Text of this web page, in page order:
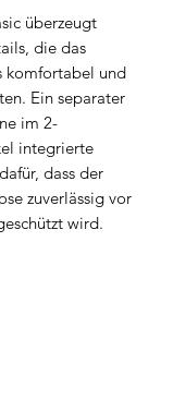
überzeugt
die das
komfortabel und
Ein separater
im 2-
integrierte
dass der
zuverlässig vor
wird.